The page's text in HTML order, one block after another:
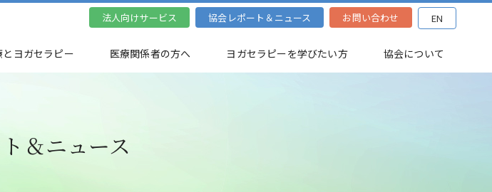
とヨガセラピー 医療関係者の方へ ヨガセラピーを学びたい方 協会について
法人向けサービス 協会レポート＆ニュース お問い合わせ EN
＆ニュース